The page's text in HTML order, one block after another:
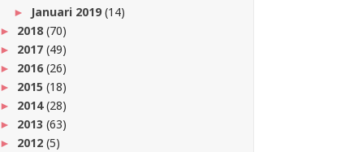
► Januari 2019(14)
► 2018 (70)
► 2017 (49)
► 2016(26)
► 2015 (18)
► 2014(28)
► 2013 (63)
► 2012 (5)